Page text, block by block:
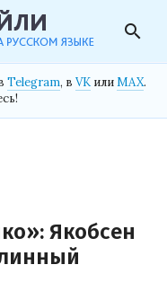
search
Telegram, в VK илиMAX.
Якобсен